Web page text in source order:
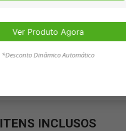
Ver Produto Agora
*Desconto Dinâmico Automático
ITENS INCLUSOS